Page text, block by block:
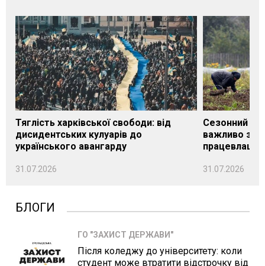
Тяглість харківської свободи: від
дисидентських кулуарів до
українського авангарду
31.07.2026
Сезонний
важливо
31.07.2026
БЛОГИ
ГО "ЗАХИСТ ДЕРЖАВИ"
Після коледжу до університету: коли
студент може втратити відстрочку від